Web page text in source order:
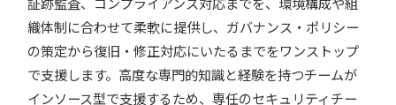
織体制に合わせて柔軟に提供し、ガバナンス・ポリシー
の策定から復旧・修正対応にいたるまでをワンストップ
で支援します。高度な専門的知識と経験を持つチームが
インソース型で支援するため、専任のセキュリティチー